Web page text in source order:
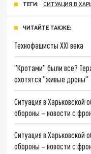
ТЕГИ: СИТУАЦИЯ В
ЧИТАЙТЕ ТАКЖЕ:
Технофашисты XXI века
"Кротами" были все?
охотятся "живые дроны"
Ситуация в Харьковской
обороны – новости с
Ситуация в Харьковской
обороны – новости с